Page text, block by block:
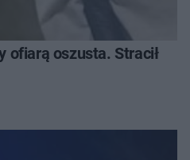
ofiarą oszusta. Stracił